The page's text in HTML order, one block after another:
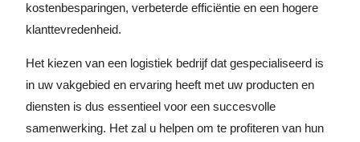
kostenbesparingen, verbeterde efficiëntie en een hogere
klanttevredenheid.
Het kiezen van een logistiek bedrijf dat gespecialiseerd is
in uw vakgebied en ervaring heeft met uw producten en
diensten is dus essentieel voor een succesvolle
samenwerking. Het zal u helpen om te profiteren van hun